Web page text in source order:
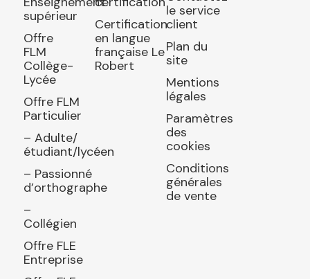
supérieur
Offre
FLM
Collège-
Lycée
Offre FLM
Particulier
– Adulte/
étudiant/lycéen
– Passionné
d’orthographe
–
Collégien
Offre FLE
Entreprise
Certification
en langue
française Le
Robert
le service
client
Plan du
site
Mentions
légales
Paramètres
des
cookies
Conditions
générales
de vente